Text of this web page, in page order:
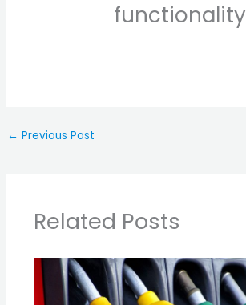
functionality
← Previous Post
Related Posts